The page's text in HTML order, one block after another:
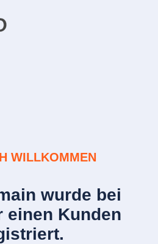
WILLKOMMEN
wurde bei
einen Kunden